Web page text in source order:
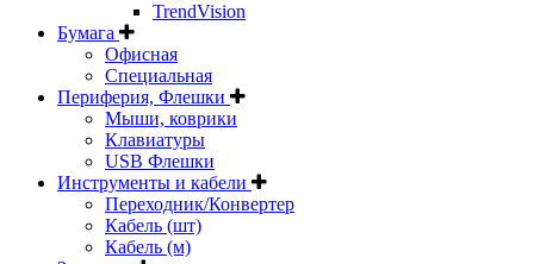
TrendVision
Бумага
Офисная
Специальная
Периферия, Флешки
Мыши, коврики
Клавиатуры
USB Флешки
Инструменты и кабели
Переходник/Конвертер
Кабель (шт)
Кабель (м)